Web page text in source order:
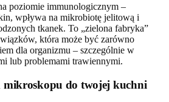
poziomie immunologicznym –
wpływa na mikrobiotę jelitową i
tkanek. To „zielona fabryka”
która może być zarówno
dla organizmu – szczególnie w
lub problemami trawiennymi.
mikroskopu do twojej kuchni